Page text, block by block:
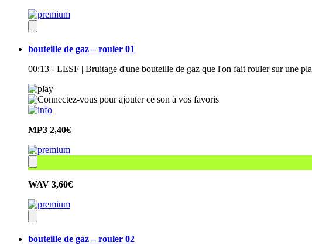
bouteille de gaz – rouler 01
00:13 - LESF | Bruitage d'une bouteille de gaz que l'on fait rouler sur une
MP3 2,40€
WAV 3,60€
bouteille de gaz – rouler 02